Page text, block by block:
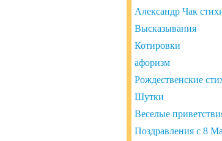
Александр Чак
Высказывания
Котировки
афоризм
Рождественские
Шутки
Веселые
Поздравления с 8